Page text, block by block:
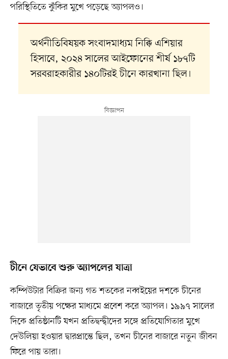
পরিস্থিতিতে ঝুঁকির মুখে পড়েছে অ্যাপলও।
অর্থনীতিবিষয়ক সংবাদমাধ্যম নিক্কি এশিয়ার
হিসাবে, ২০২৪ সালের আইফোনের শীর্ষ ১৮৭টি
সরবরাহকারীর ১৪০টিরই চীনে কারখানা ছিল।
চীনে যেভাবে শুরু অ্যাপলের যাত্রা
কম্পিউটার বিক্রির জন্য গত শতকের নব্বইয়ের দশকে চীনের
বাজারে তৃতীয় পক্ষের মাধ্যমে প্রবেশ করে অ্যাপল। ১৯৯৭ সালের
দিকে প্রতিষ্ঠানটি যখন প্রতিদ্বন্দ্বীদের সঙ্গে প্রতিযোগিতার মুখে
দেউলিয়া হওয়ার দ্বারপ্রান্তে ছিল, তখন চীনের বাজারে নতুন জীবন
ফিরে পায় তারা।